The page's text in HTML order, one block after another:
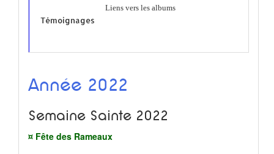
Liens vers les albums
Témoignages
Année 2022
Semaine Sainte 2022
¤ Fête des Rameaux